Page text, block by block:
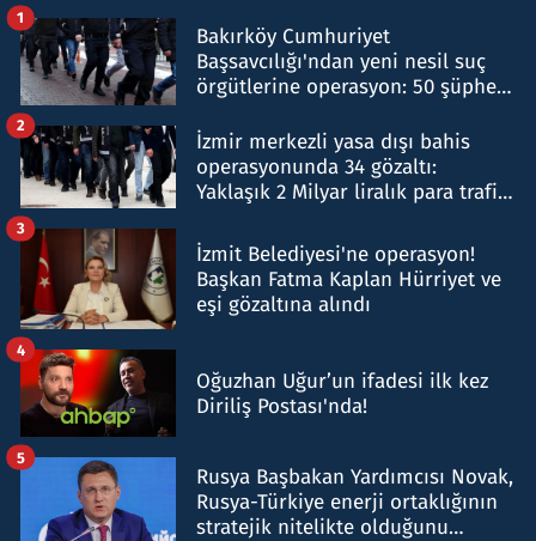
Bakırköy Cumhuriyet
Başsavcılığı'ndan yeni nesil suç
örgütlerine operasyon: 50 şüpheli
1
İzmir merkezli yasa dışı bahis
operasyonunda 34 gözaltı:
Yaklaşık 2 Milyar liralık para trafiği
2
İzmit Belediyesi'ne operasyon!
Başkan Fatma Kaplan Hürriyet ve
eşi gözaltına alındı
3
Oğuzhan Uğur’un ifadesi ilk kez
Diriliş Postası'nda!
4
Rusya Başbakan Yardımcısı Novak,
Rusya-Türkiye enerji ortaklığının
stratejik nitelikte olduğunu
5